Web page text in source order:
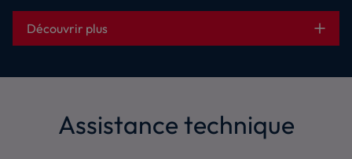
Découvrir plus
Assistance technique